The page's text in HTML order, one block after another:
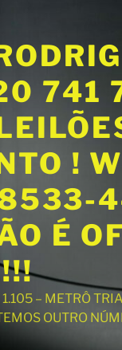
741
!
É
– METRÔ
OUTRO